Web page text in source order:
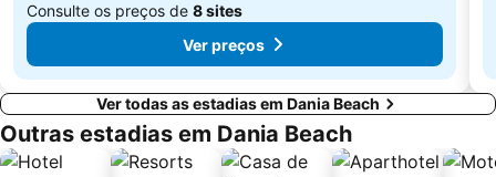
Consulte os preços de 8 sites
Ver preços
Ver todas as estadias em Dania Beach
Outras estadias em Dania Beach